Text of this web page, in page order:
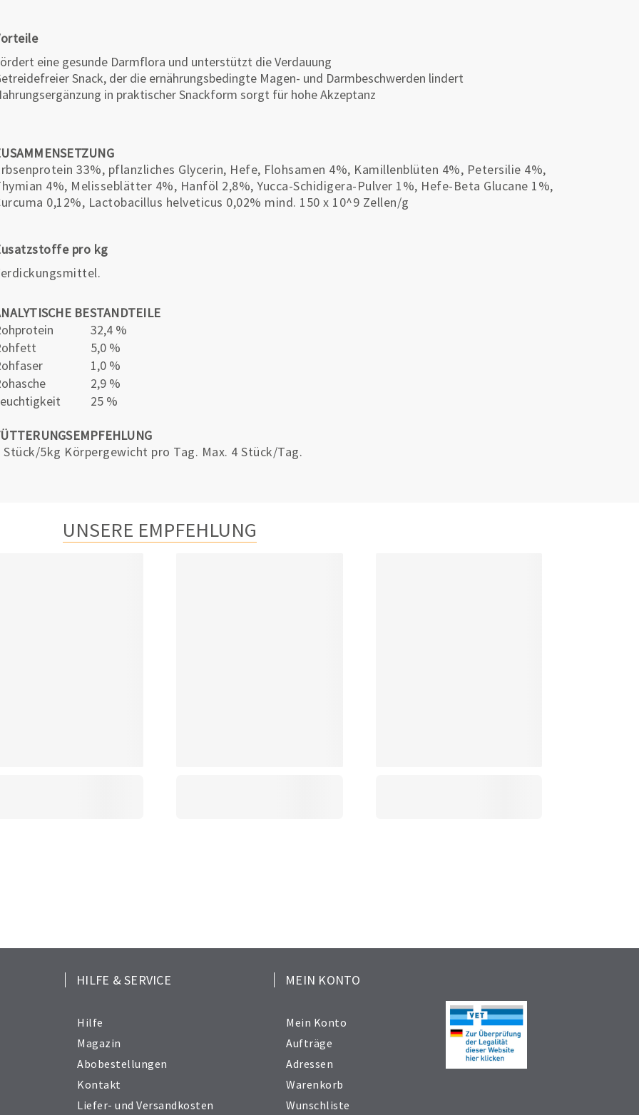
eine gesunde Darmflora und unterstützt die Verdauung
Snack, der die ernährungsbedingte Magen- und Darmbeschwerden lindert
in praktischer Snackform sorgt für hohe Akzeptanz
33%, pflanzliches Glycerin, Hefe, Flohsamen 4%, Kamillenblüten 4%, Petersilie 4%,
4%, Melisseblätter 4%, Hanföl 2,8%, Yucca-Schidigera-Pulver 1%, Hefe-Beta Glucane 1%,
0,12%, Lactobacillus helveticus 0,02% mind. 150 x 10^9 Zellen/g
pro kg
BESTANDTEILE
32,4 %
5,0 %
1,0 %
2,9 %
25 %
Stück/5kg Körpergewicht pro Tag. Max. 4 Stück/Tag.
UNSERE EMPFEHLUNG
HILFE & SERVICE
Hilfe
Magazin
Abobestellungen
Kontakt
Liefer- und Versandkosten
MEIN KONTO
Mein Konto
Aufträge
Adressen
Warenkorb
Wunschliste